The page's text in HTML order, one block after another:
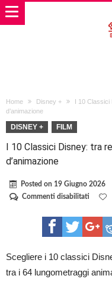
Home Disney +
I 10 Classici
d’animazione
DISNEY + FILM
I 10 Classici Disney: tra
d’animazione
Posted on 19 Giugno 2026
Commenti disabilitati
Classici
Disney:
record,
miti
sfatati
Scegliere i 10 classici
tra i 64 lungometraggi